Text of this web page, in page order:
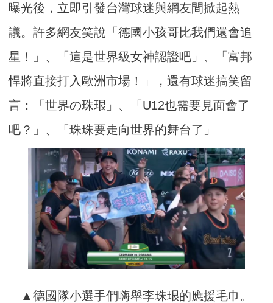
曝光後，立即引發台灣球迷與網友間掀起熱
議。許多網友笑說「德國小孩哥比我們還會追
星！」、「這是世界級女神認證吧」、「富邦
悍將直接打入歐洲市場！」，還有球迷搞笑留
言：「世界の珠珢」、「U12也需要見面會了
吧？」、「珠珠要走向世界的舞台了」
▲德國隊小選手們嗨舉李珠珢的應援毛巾。